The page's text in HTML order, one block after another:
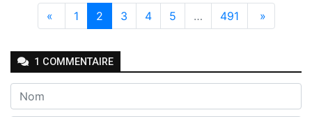
« 1 2 3 4 5 … 491 »
1 COMMENTAIRE